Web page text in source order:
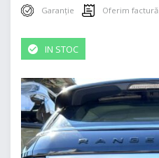
Garanție Oferim factură
IN STOC